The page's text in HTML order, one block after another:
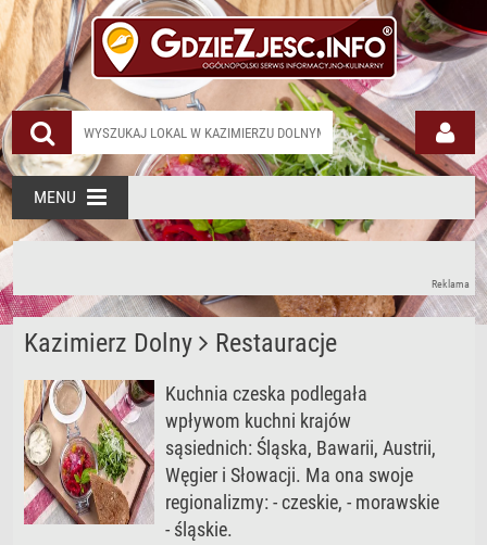
MENU
Reklama
Kazimierz Dolny Restauracje
Kuchnia czeska podlegała
wpływom kuchni krajów
sąsiednich: Śląska, Bawarii, Austrii,
Węgier i Słowacji. Ma ona swoje
regionalizmy: - czeskie, - morawskie
- śląskie.